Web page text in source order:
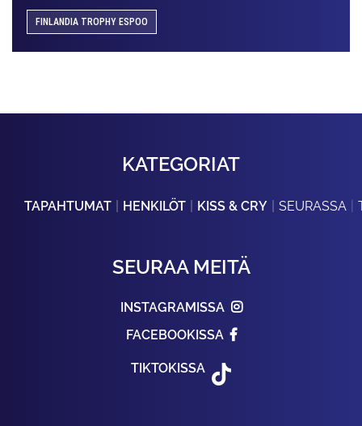
FINLANDIA TROPHY ESPOO
KATEGORIAT
TAPAHTUMAT HENKILÖT KISS & CRY SEURASSA
SEURAA MEITÄ
INSTAGRAMISSA
FACEBOOKISSA
TIKTOKISSA